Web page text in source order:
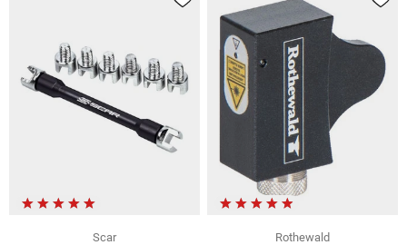
Scar
Rothewald